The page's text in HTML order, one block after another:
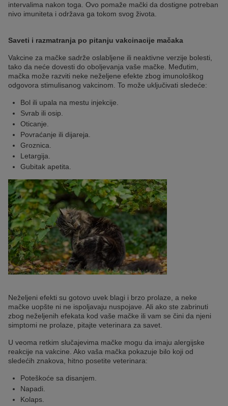
intervalima nakon toga. Ovo pomaže mački da dostigne potreban
nivo imuniteta i održava ga tokom svog života.
Saveti i razmatranja po pitanju vakcinacije mačaka
Vakcine za mačke sadrže oslabljene ili neaktivne verzije bolesti,
tako da neće dovesti do oboljevanja vaše mačke. Međutim,
mačka može razviti neke neželjene efekte zbog imunološkog
odgovora stimulisanog vakcinom. To može uključivati sledeće:
Bol ili upala na mestu injekcije.
Svrab ili osip.
Oticanje.
Povraćanje ili dijareja.
Groznica.
Letargija.
Gubitak apetita.
Neželjeni efekti su gotovo uvek blagi i brzo prolaze, a neke
mačke uopšte ni ne ispoljavaju nuspojave. Ali ako ste zabrinuti
zbog neželjenih efekata kod vaše mačke ili vam se čini da njeni
simptomi ne prolaze, pitajte veterinara za savet.
U veoma retkim slučajevima mačke mogu da imaju alergijske
reakcije na vakcine. Ako vaša mačka pokazuje bilo koji od
sledećih znakova, hitno posetite veterinara:
Poteškoće sa disanjem.
Napadi.
Kolaps.